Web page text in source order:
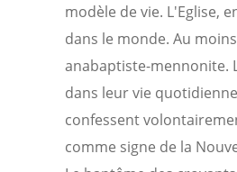
modèle de vie. L'Eglise,
dans le monde. Au
anabaptiste-mennonite.
dans leur vie
confessent
comme signe de la